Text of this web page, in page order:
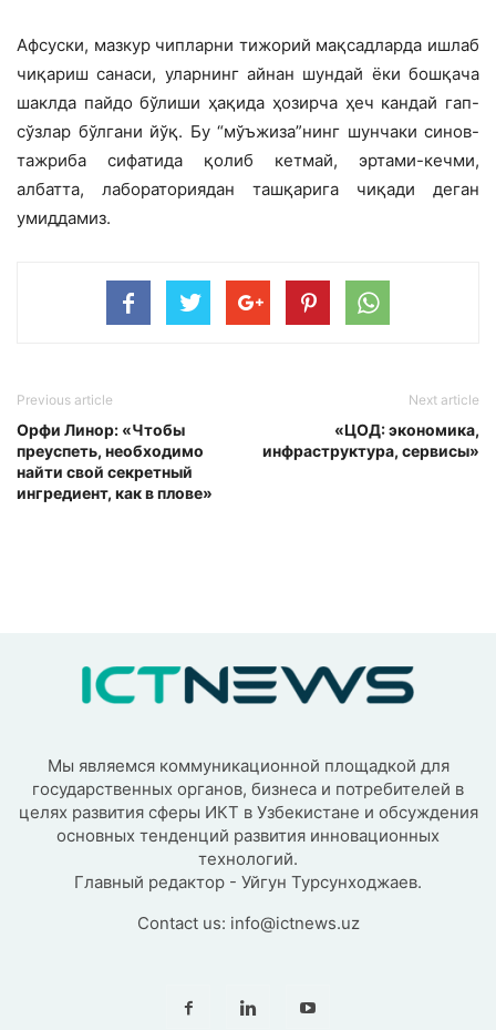
Афсуски, мазкур чипларни тижорий мақсадларда ишлаб
чиқариш санаси, уларнинг айнан шундай ёки бошқача
шаклда пайдо бўлиши ҳақида ҳозирча ҳеч кандай гап-
сўзлар бўлгани йўқ. Бу “мўъжиза”нинг шунчаки синов-
тажриба сифатида қолиб кетмай, эртами-кечми,
албатта, лабораториядан ташқарига чиқади деган
умиддамиз.
Previous article
Орфи Линор: «Чтобы
преуспеть, необходимо
найти свой секретный
ингредиент, как в плове»
Next article
«ЦОД: экономика,
инфраструктура, сервисы»
Мы являемся коммуникационной площадкой для
государственных органов, бизнеса и потребителей в
целях развития сферы ИКТ в Узбекистане и обсуждения
основных тенденций развития инновационных
технологий.
Главный редактор - Уйгун Турсунходжаев.
Contact us: info@ictnews.uz